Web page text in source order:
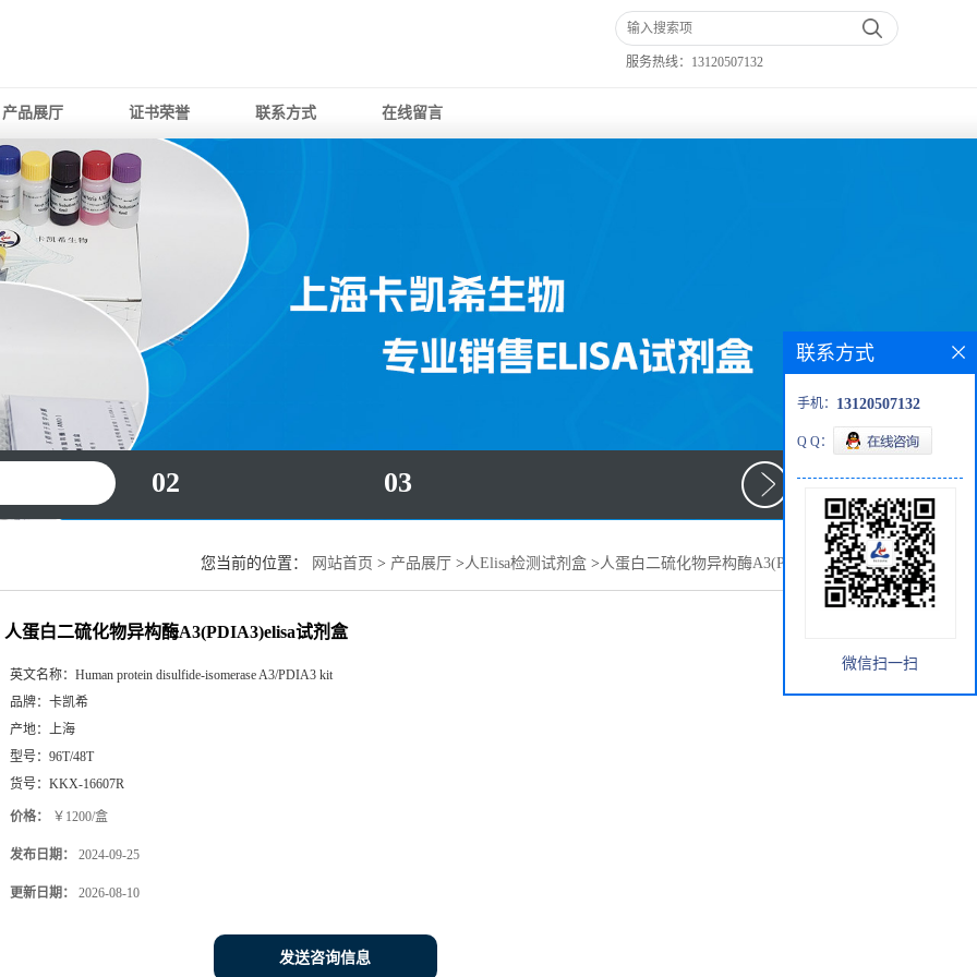
服务热线： 13120507132
产品展厅 证书荣誉 联系方式 在线留言
02 03
您当前的位置： 网站首页 > 产品展厅 >人Elisa检测试剂盒 >人蛋白二硫化物异构酶A3(PDIA3)elisa试剂盒
人蛋白二硫化物异构酶A3(PDIA3)elisa试剂盒
英文名称： Human protein disulfide-isomerase A3/PDIA3 kit
品牌： 卡凯希
产地： 上海
型号： 96T/48T
货号： KKX-16607R
价格： ￥1200/盒
发布日期： 2024-09-25
更新日期： 2026-08-10
发送咨询信息
联系方式
手机： 13120507132
Q Q：
微信扫一扫